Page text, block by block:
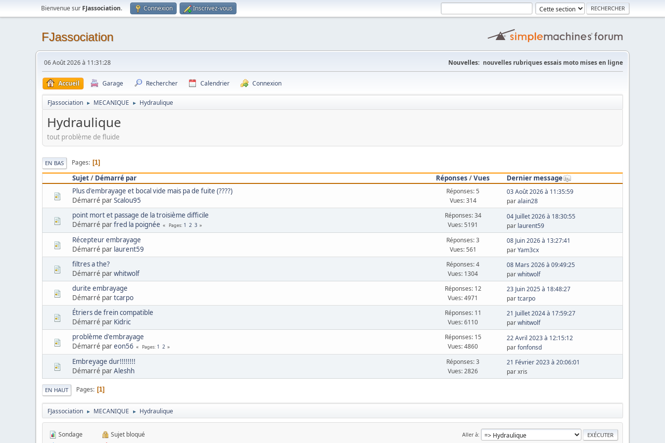
Bienvenue sur FJassociation. Connexion Inscrivez-vous
FJassociation
06 Août 2026 à 11:31:28 Nouvelles: nouvelles rubriques essais moto mises en ligne
Accueil Garage Rechercher Calendrier Connexion
FJassociation ► MECANIQUE ► Hydraulique
Hydraulique
tout problème de fluide
EN BAS Pages 1
Sujet/ Démarré par Réponses /Vues
Dernier message
Plus d'embrayage et bocal vide mais pa de fuite (????)
Démarré parScalou95
Réponses: 5
Vues: 314
03 Août 2026 à 11:35:59
paralain28
point mort et passage de la troisième difficile
Démarré parfred la poignée Pages 1 2 3
Réponses: 34
Vues: 5191
04 Juillet 2026 à 18:30:55
par laurent59
Récepteur embrayage
Démarré par laurent59
Réponses: 3
Vues: 561
08 Juin 2026 à 13:27:41
parYam3cx
filtres a the?
Démarré parwhitwolf
Réponses: 4
Vues: 1304
08 Mars 2026 à 09:49:25
parwhitwolf
durite embrayage
Démarré partcarpo
Réponses: 12
Vues: 4971
23 Juin 2025 à 18:48:27
partcarpo
Étriers de frein compatible
Démarré par Kidric
Réponses: 11
Vues: 6110
21 Juillet 2024 à 17:59:27
parwhitwolf
problème d'embrayage
Démarré pareon56 Pages 1 2
Réponses: 15
Vues: 4860
22 Avril 2023 à 12:15:12
parfonfonsd
Embreyage dur!!!!!!!!
Démarré parAleshh
Réponses: 3
Vues: 2826
21 Février 2023 à 20:06:01
par xris
EN HAUT Pages 1
FJassociation ► MECANIQUE ► Hydraulique
Aller à
Sondage
Sujet bloqué